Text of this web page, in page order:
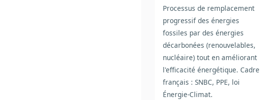
Processus de remplacement
progressif des énergies
fossiles par des énergies
décarbonées (renouvelables,
nucléaire) tout en améliorant
l'efficacité énergétique. Cadre
français : SNBC, PPE, loi
Énergie-Climat.